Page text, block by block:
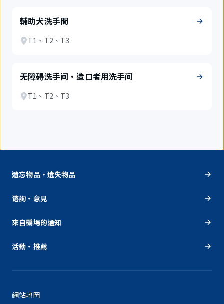
輔助犬洗手間
T1、T2、T3
无障碍洗手间・造口者用洗手间
T1、T2、T3
遺忘物品・遺失物品
谘詢・意見
來自機場的通知
活動・推薦
網站地圖